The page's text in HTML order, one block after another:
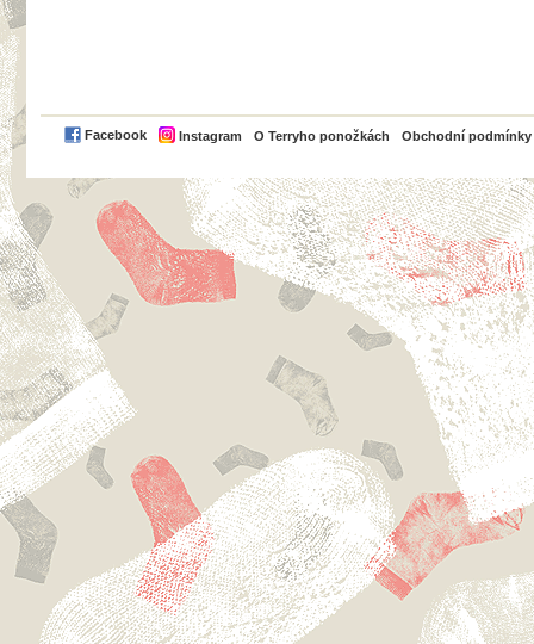
Facebook Instagram O Terryho ponožkách Obchodní podmínky
PayPal